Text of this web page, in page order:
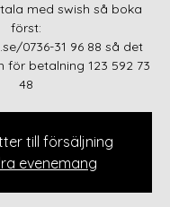
med swish så boka
först:
0736-31 96 88 så det
för betalning 123 592 73
48
till försäljning
evenemang